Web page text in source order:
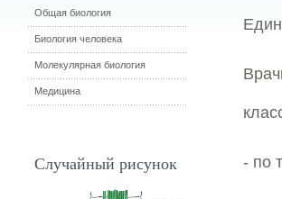
- по
Общая биология
Биология человека
Молекулярная биология
Медицина
Случайный рисунок